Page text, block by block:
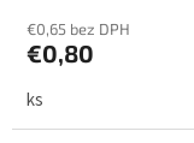
€0,65 bez DPH
€0,80
ks